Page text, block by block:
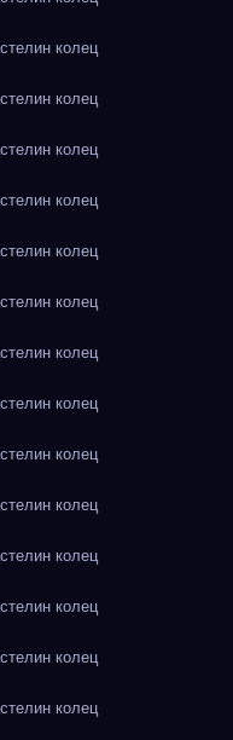
колец
колец
колец
колец
колец
колец
колец
колец
колец
колец
колец
колец
колец
колец